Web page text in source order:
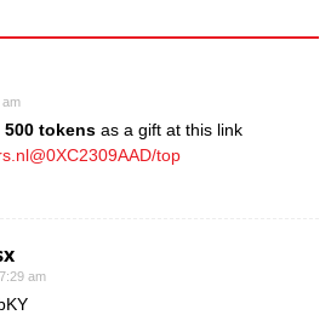
am
500 tokens as a gift at this link
top
am